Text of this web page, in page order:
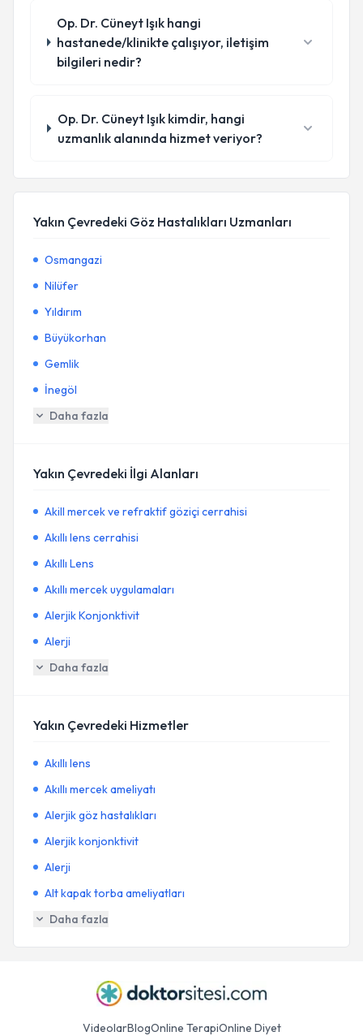
Op. Dr. Cüneyt Işık hangi
hastanede/klinikte çalışıyor, iletişim
bilgileri nedir?
Op. Dr. Cüneyt Işık kimdir, hangi
uzmanlık alanında hizmet veriyor?
Yakın Çevredeki Göz Hastalıkları Uzmanları
Osmangazi
Nilüfer
Yıldırım
Büyükorhan
Gemlik
İnegöl
Daha fazla
Yakın Çevredeki İlgi Alanları
Akill mercek ve refraktif göziçi cerrahisi
Akıllı lens cerrahisi
Akıllı Lens
Akıllı mercek uygulamaları
Alerjik Konjonktivit
Alerji
Daha fazla
Yakın Çevredeki Hizmetler
Akıllı lens
Akıllı mercek ameliyatı
Alerjik göz hastalıkları
Alerjik konjonktivit
Alerji
Alt kapak torba ameliyatları
Daha fazla
VideolarBlogOnline TerapiOnline Diyet